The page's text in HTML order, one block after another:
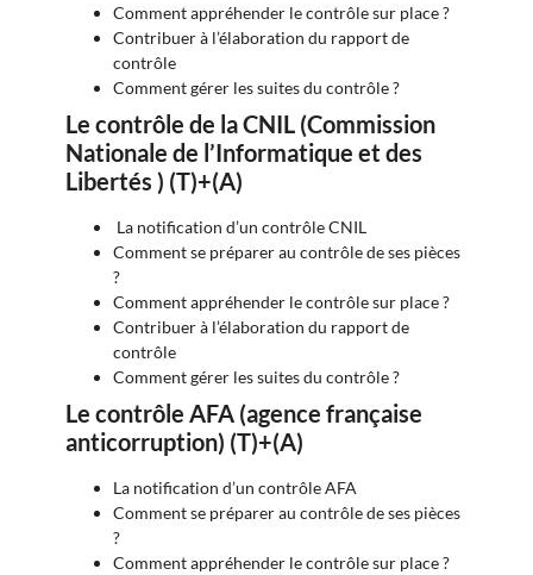
Comment appréhender le contrôle sur place ?
Contribuer à l’élaboration du rapport de
contrôle
Comment gérer les suites du contrôle ?
Le contrôle de la CNIL (Commission
Nationale de l’Informatique et des
Libertés ) (T)+(A)
La notification d’un contrôle CNIL
Comment se préparer au contrôle de ses pièces
?
Comment appréhender le contrôle sur place ?
Contribuer à l’élaboration du rapport de
contrôle
Comment gérer les suites du contrôle ?
Le contrôle AFA (agence française
anticorruption) (T)+(A)
La notification d’un contrôle AFA
Comment se préparer au contrôle de ses pièces
?
Comment appréhender le contrôle sur place ?